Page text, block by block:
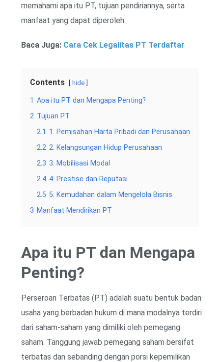
memahami apa itu PT, tujuan pendiriannya, serta
manfaat yang dapat diperoleh.
Baca Juga: Cara Cek Legalitas PT Terdaftar
Contents hide
1 Apa itu PT dan Mengapa Penting?
2 Tujuan PT
2.1 1. Pemisahan Harta Pribadi dan Perusahaan
2.2 2. Kelangsungan Hidup Perusahaan
2.3 3. Mobilisasi Modal
2.4 4. Prestise dan Reputasi
2.5 5. Kemudahan dalam Mengelola Bisnis
3 Manfaat Mendirikan PT
Apa itu PT dan Mengapa
Penting?
Perseroan Terbatas (PT) adalah suatu bentuk badan
usaha yang berbadan hukum di mana modalnya terdiri
dari saham-saham yang dimiliki oleh pemegang
saham. Tanggung jawab pemegang saham bersifat
terbatas dan sebanding dengan porsi kepemilikan